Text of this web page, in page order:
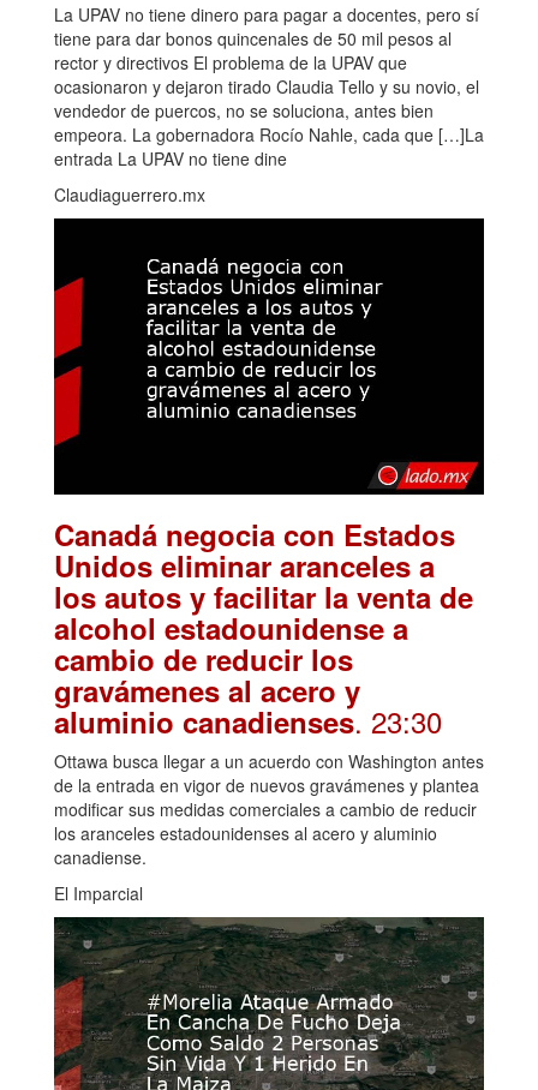
La UPAV no tiene dinero para pagar a docentes, pero sí
tiene para dar bonos quincenales de 50 mil pesos al
rector y directivos El problema de la UPAV que
ocasionaron y dejaron tirado Claudia Tello y su novio, el
vendedor de puercos, no se soluciona, antes bien
empeora. La gobernadora Rocío Nahle, cada que […]La
entrada La UPAV no tiene dine
Claudiaguerrero.mx
Canadá negocia con Estados
Unidos eliminar aranceles a
los autos y facilitar la venta de
alcohol estadounidense a
cambio de reducir los
gravámenes al acero y
aluminio canadienses. 23:30
Ottawa busca llegar a un acuerdo con Washington antes
de la entrada en vigor de nuevos gravámenes y plantea
modificar sus medidas comerciales a cambio de reducir
los aranceles estadounidenses al acero y aluminio
canadiense.
El Imparcial